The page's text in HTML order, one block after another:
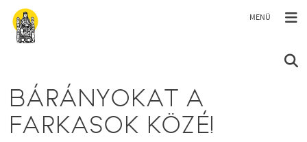
Ugrás a tartalomra
BÁRÁNYOKAT A
FARKASOK KÖZÉ!